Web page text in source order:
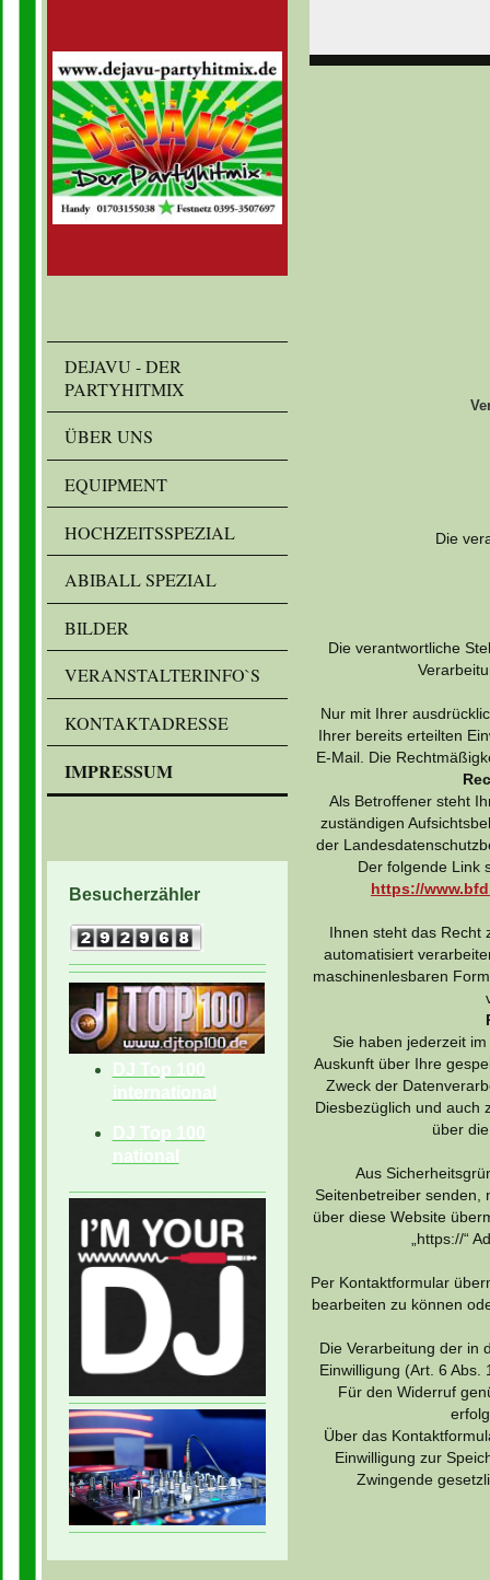
DEJAVU - DER
PARTYHITMIX
ÜBER UNS
EQUIPMENT
HOCHZEITSSPEZIAL
ABIBALL SPEZIAL
BILDER
VERANSTALTERINFO`S
KONTAKTADRESSE
IMPRESSUM
Besucherzähler
DJ Top 100
international
DJ Top 100
national
Die
Die verantwortliche
Nur mit Ihrer
Ihrer bereits erteilten
E-Mail. Die
Als Betroffener steht
zuständigen
der
Der folgende Link
https://
Ihnen steht das Recht
automatisiert
maschinenlesbaren
Sie haben jederzeit
Auskunft über Ihre
Zweck der
Diesbezüglich und auch
über
Aus
Seitenbetreiber senden,
über diese Website
„https://“
Per Kontaktformular
bearbeiten zu können
Die Verarbeitung der in
Einwilligung (Art. 6
Für den Widerruf
Über das
Einwilligung zur
Zwingende